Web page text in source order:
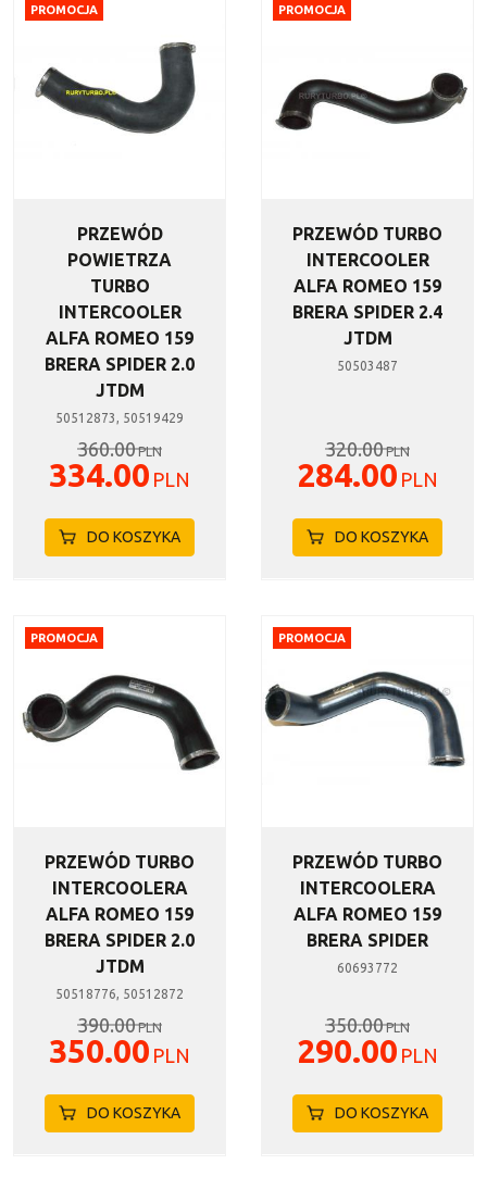
PROMOCJA
PRZEWÓD
POWIETRZA
TURBO
INTERCOOLER
ALFA ROMEO 159
BRERA SPIDER 2.0
JTDM
50512873, 50519429
360.00PLN
334.00 PLN
DO KOSZYKA
PROMOCJA
PRZEWÓD TURBO
INTERCOOLER
ALFA ROMEO 159
BRERA SPIDER 2.4
JTDM
50503487
320.00PLN
284.00 PLN
DO KOSZYKA
PROMOCJA
PRZEWÓD TURBO
INTERCOOLERA
ALFA ROMEO 159
BRERA SPIDER 2.0
JTDM
50518776, 50512872
390.00PLN
350.00 PLN
DO KOSZYKA
PROMOCJA
PRZEWÓD TURBO
INTERCOOLERA
ALFA ROMEO 159
BRERA SPIDER
60693772
350.00PLN
290.00 PLN
DO KOSZYKA